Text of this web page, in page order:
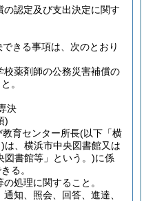
認定及び支出決定に関す
きる事項は、次のとおり
薬剤師の公務災害補償の
。
決
)
育センター所長(以下「横
は、横浜市中央図書館又は
図書館等」という。)に係
る。
処理に関すること。
知、照会、回答、進達、